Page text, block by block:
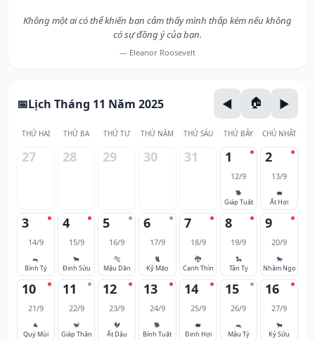
Không một ai có thể khiến bạn cảm thấy mình thấp kém nếu không
có sự đồng ý của bạn.
— Eleanor Roosevelt
Lịch Tháng 11 Năm 2025
THỨ HAI THỨ BA THỨ TƯ THỨ NĂM THỨ SÁU THỨ BẢY CHỦ NHẬT
27 28 29 30 31 1
12/9
🐕
Giáp Tuất
2
13/9
🐖
Ất Hợi
3
14/9
🐀
Bính Tý
4
15/9
🐂
Đinh Sửu
5
16/9
🐅
Mậu Dần
6
17/9
🐈
Kỷ Mão
7
18/9
🐉
Canh Thìn
8
19/9
🐍
Tân Tỵ
9
20/9
🐎
Nhâm Ngọ
10
21/9
🐐
Quý Mùi
11
22/9
🐒
Giáp Thân
12
23/9
🐓
Ất Dậu
13
24/9
🐕
Bính Tuất
14
25/9
🐖
Đinh Hợi
15
26/9
🐀
Mậu Tý
16
27/9
🐂
Kỷ Sửu